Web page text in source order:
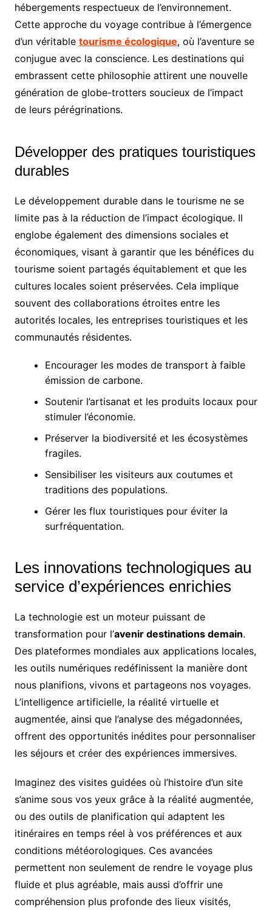
hébergements respectueux de l’environnement.
Cette approche du voyage contribue à l’émergence
d’un véritable tourisme écologique, où l’aventure se
conjugue avec la conscience. Les destinations qui
embrassent cette philosophie attirent une nouvelle
génération de globe-trotters soucieux de l’impact
de leurs pérégrinations.
Développer des pratiques touristiques
durables
Le développement durable dans le tourisme ne se
limite pas à la réduction de l’impact écologique. Il
englobe également des dimensions sociales et
économiques, visant à garantir que les bénéfices du
tourisme soient partagés équitablement et que les
cultures locales soient préservées. Cela implique
souvent des collaborations étroites entre les
autorités locales, les entreprises touristiques et les
communautés résidentes.
Encourager les modes de transport à faible
émission de carbone.
Soutenir l’artisanat et les produits locaux pour
stimuler l’économie.
Préserver la biodiversité et les écosystèmes
fragiles.
Sensibiliser les visiteurs aux coutumes et
traditions des populations.
Gérer les flux touristiques pour éviter la
surfréquentation.
Les innovations technologiques au
service d’expériences enrichies
La technologie est un moteur puissant de
transformation pour l’avenir destinations demain.
Des plateformes mondiales aux applications locales,
les outils numériques redéfinissent la manière dont
nous planifions, vivons et partageons nos voyages.
L’intelligence artificielle, la réalité virtuelle et
augmentée, ainsi que l’analyse des mégadonnées,
offrent des opportunités inédites pour personnaliser
les séjours et créer des expériences immersives.
Imaginez des visites guidées où l’histoire d’un site
s’anime sous vos yeux grâce à la réalité augmentée,
ou des outils de planification qui adaptent les
itinéraires en temps réel à vos préférences et aux
conditions météorologiques. Ces avancées
permettent non seulement de rendre le voyage plus
fluide et plus agréable, mais aussi d’offrir une
compréhension plus profonde des lieux visités,